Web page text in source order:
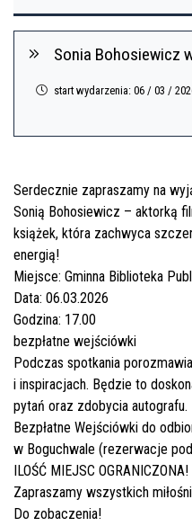
Sonia Bohosiewicz
start wydarzenia: 06 / 03 /
Serdecznie zapraszamy na
Sonią Bohosiewicz – aktorką
książek, która zachwyca
energią!
Miejsce: Gminna Biblioteka
Data: 06.03.2026
Godzina: 17.00
bezpłatne wejściówki
Podczas spotkania
i inspiracjach. Będzie to
pytań oraz zdobycia autografu.
Bezpłatne Wejściówki do
w Boguchwale (rezerwacje
ILOŚĆ MIEJSC OGRANICZONA!
Zapraszamy wszystkich
Do zobaczenia!